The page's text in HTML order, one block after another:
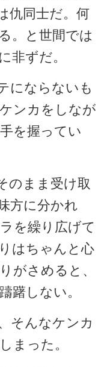
仇同士だ。何
。と世間では
非ずだ。
にならないも
ンカをしなが
を握ってい
のまま受け取
方に分かれ
を繰り広げて
はちゃんと心
がさめると、
躇しない。
そんなケンカ
まった。